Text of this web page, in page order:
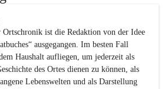
ist die Redaktion von der Idee
ausgegangen. Im besten Fall
Haushalt aufliegen, um jederzeit als
des Ortes dienen zu können, als
Lebenswelten und als Darstellung